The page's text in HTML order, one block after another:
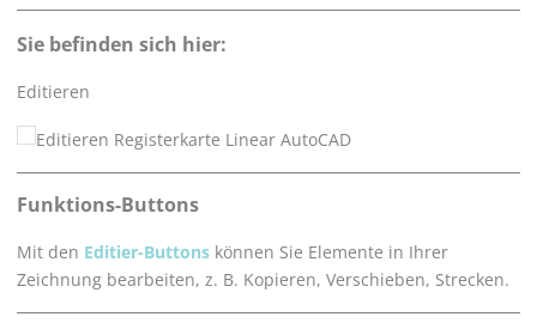
Sie befinden sich hier:
Editieren
Funktions-Buttons
Mit den Editier-Buttons können Sie Elemente in Ihrer
Zeichnung bearbeiten, z. B. Kopieren, Verschieben, Strecken.